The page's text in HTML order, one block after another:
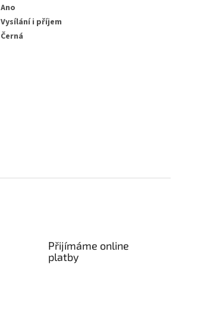
Ano
Vysílání i příjem
Černá
Přijímáme online
platby